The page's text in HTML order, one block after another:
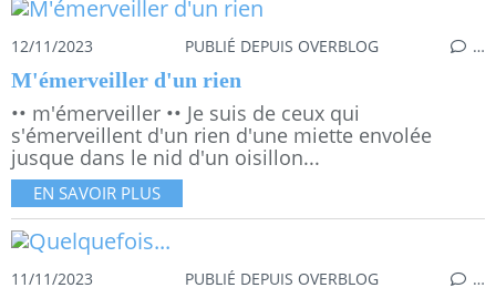
12/11/2023 PUBLIÉ DEPUIS OVERBLOG …
M'émerveiller d'un rien
•• m'émerveiller •• Je suis de ceux qui
s'émerveillent d'un rien d'une miette envolée
jusque dans le nid d'un oisillon...
EN SAVOIR PLUS
11/11/2023 PUBLIÉ DEPUIS OVERBLOG …